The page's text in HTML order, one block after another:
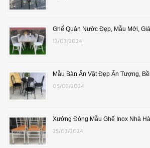
Ghế Quán Nước Đẹp, Mẫu Mới,
12/03/2024
Mẫu Bàn Ăn Vặt Đẹp Ấn Tượng,
05/03/2024
Xưởng Đóng Mẫu Ghế Inox Nhà
25/03/2024